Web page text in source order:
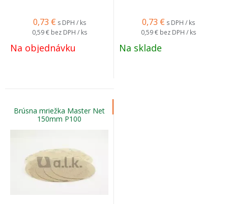
0,73 € s DPH / ks
0,59 € bez DPH / ks
Na objednávku
0,73 € s DPH / ks
0,59 € bez DPH / ks
Na sklade
Brúsna mriežka Master Net
150mm P100